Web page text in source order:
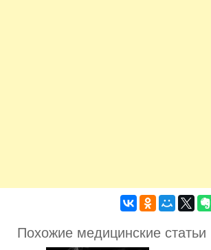
Похожие медицинские статьи